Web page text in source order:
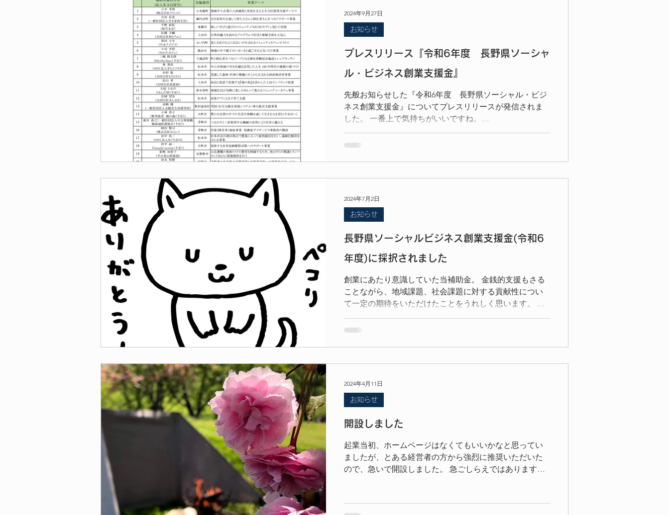
も多様化しているため、学生は柔軟に対応する必要があ
ります。セミナーでは、以下のポイントを中心に解説し
ました。 早期準備の重要性 企業説明会やエントリーシー
集を始めることが求められます。 スケジュールについて
認識を改める 3年3月次までの就活1stラウンド（早期選
考）とそれ以降の2ndラウンド（通常選考）に分け、それ
ぞれに求められる動き方について説明をしました。 情報
のアップデートを欠かさ
プレスリリース『令和6年度 長野県ソーシャ
ル・ビジネス創業支援金』
先般お知らせした『令和6年度 長野県ソーシャル・ビジ
ネス創業支援金』についてプレスリリースが発信されま
した。 一番上で気持ちがいいですね。
27.html
お知らせ
2024年9月27日
長野県ソーシャルビジネス創業支援金(令和6
年度)に採択されました
創業にあたり意識していた当補助金。 金銭的支援もさる
ことながら、地域課題、社会課題に対する貢献性につい
て一定の期待をいただけたことをうれしく思います。 長
いただいた皆様方に、この場を借りてお礼申し上げま
お知らせ
2024年7月2日
開設しました
起業当初、ホームページはなくてもいいかなと思ってい
ましたが、とある経営者の方から強烈に推奨いただいた
ので、急いで開設しました。 急ごしらえではあります
お知らせ
2024年4月11日